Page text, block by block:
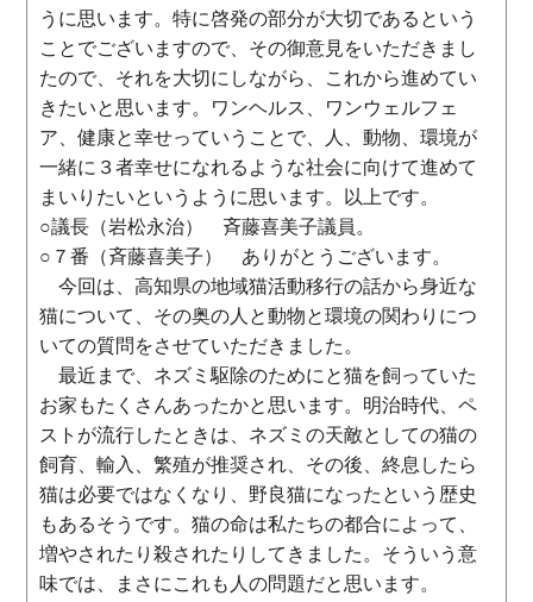
うに思います。特に啓発の部分が大切であるという
ことでございますので、その御意見をいただきまし
たので、それを大切にしながら、これから進めてい
きたいと思います。ワンヘルス、ワンウェルフェ
ア、健康と幸せっていうことで、人、動物、環境が
一緒に３者幸せになれるような社会に向けて進めて
まいりたいというように思います。以上です。
○議長（岩松永治） 斉藤喜美子議員。
○７番（斉藤喜美子） ありがとうございます。
今回は、高知県の地域猫活動移行の話から身近な
猫について、その奥の人と動物と環境の関わりにつ
いての質問をさせていただきました。
最近まで、ネズミ駆除のためにと猫を飼っていた
お家もたくさんあったかと思います。明治時代、ペ
ストが流行したときは、ネズミの天敵としての猫の
飼育、輸入、繁殖が推奨され、その後、終息したら
猫は必要ではなくなり、野良猫になったという歴史
もあるそうです。猫の命は私たちの都合によって、
増やされたり殺されたりしてきました。そういう意
味では、まさにこれも人の問題だと思います。